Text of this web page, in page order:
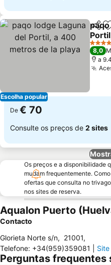
Escolha popular
playa
4
8,0
a
De € 70
Consulte os preços de 2 sites
Os preços e a disponibilidade
mudam frequentemente.
ofertas que consulta no
nos sites de reserva.
Aqualon Puerto
Contacto
Glorieta Norte s/n, 21001,
Telefone: +34(959)359081
Perguntas frequentes